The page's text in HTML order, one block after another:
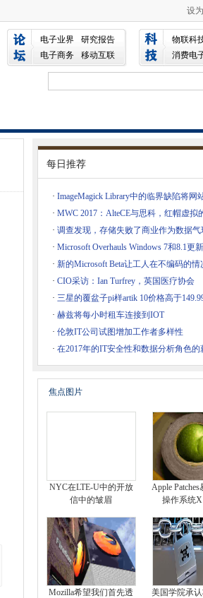
设
电子业界
研究报告
电子商务
移动互联
物联科
消费电
每日推荐
· ImageMagick Library中的临界缺陷将网
击
· MWC 2017：AlteCE与思科，红帽虚拟
· 调查发现，存储失败了商业作为数据气
· Microsoft Overhauls Windows 7和8.1更
· 新的Microsoft Beta让工人在不编码的情
· CIO采访：Ian Turfrey，英国医疗协会
· 三星的覆盆子pi样artik 10价格高于
· 赫兹将每小时租车连接到IOT
· 伦敦IT公司试图增加工作者多样性
· 在2017年的IT安全性和数据分析角色的
焦点图片
NYC在LTE-U中的开放
信中的皱眉
Apple
操作系统
Mozilla希望我们首先透
美国学院承认